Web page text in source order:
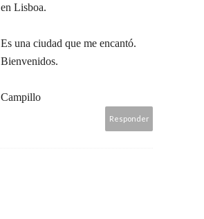
en Lisboa.
Es una ciudad que me encantó.
Bienvenidos.
Campillo
Responder